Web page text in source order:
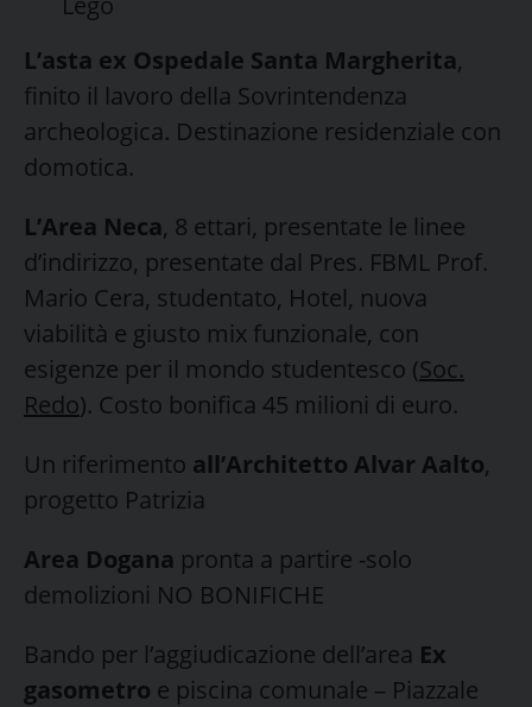
L’asta ex Ospedale Santa Margherita,
finito il lavoro della Sovrintendenza
archeologica. Destinazione residenziale con
domotica.
L’Area Neca, 8 ettari, presentate le linee
d’indirizzo, presentate dal Pres. FBML Prof.
Mario Cera, studentato, Hotel, nuova
viabilità e giusto mix funzionale, con
esigenze per il mondo studentesco (Soc.
Redo). Costo bonifica 45 milioni di euro.
Un riferimento all’Architetto Alvar Aalto,
progetto Patrizia
Area Dogana pronta a partire -solo
demolizioni NO BONIFICHE
Bando per l’aggiudicazione dell’area Ex
gasometro e piscina comunale – Piazzale